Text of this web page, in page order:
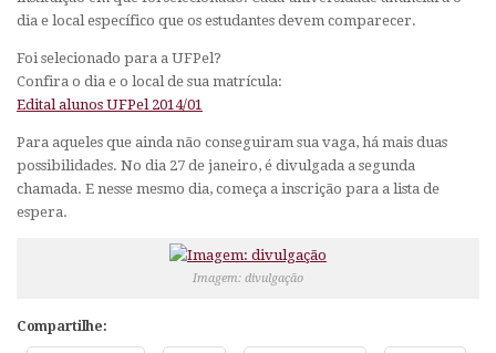
dia e local específico que os estudantes devem comparecer.
Foi selecionado para a UFPel?
Confira o dia e o local de sua matrícula:
Edital alunos UFPel 2014/01
Para aqueles que ainda não conseguiram sua vaga, há mais duas
possibilidades. No dia 27 de janeiro, é divulgada a segunda
chamada. E nesse mesmo dia, começa a inscrição para a lista de
espera.
Imagem: divulgação
Compartilhe: